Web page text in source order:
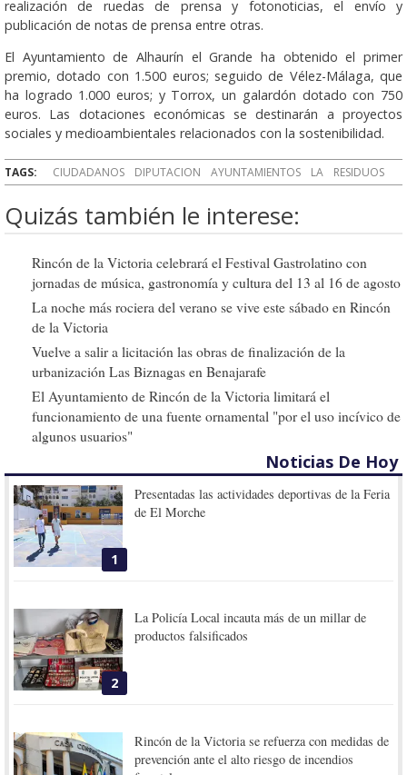
realización de ruedas de prensa y fotonoticias, el envío y
publicación de notas de prensa entre otras.
El Ayuntamiento de Alhaurín el Grande ha obtenido el primer
premio, dotado con 1.500 euros; seguido de Vélez-Málaga, que
ha logrado 1.000 euros; y Torrox, un galardón dotado con 750
euros. Las dotaciones económicas se destinarán a proyectos
sociales y medioambientales relacionados con la sostenibilidad.
TAGS: CIUDADANOS DIPUTACION AYUNTAMIENTOS LA RESIDUOS
Quizás también le interese:
Rincón de la Victoria celebrará el Festival Gastrolatino con
jornadas de música, gastronomía y cultura del 13 al 16 de agosto
La noche más rociera del verano se vive este sábado en Rincón
de la Victoria
Vuelve a salir a licitación las obras de finalización de la
urbanización Las Biznagas en Benajarafe
El Ayuntamiento de Rincón de la Victoria limitará el
funcionamiento de una fuente ornamental "por el uso incívico de
algunos usuarios"
Noticias De Hoy
1
Presentadas las actividades deportivas de la Feria
de El Morche
2
La Policía Local incauta más de un millar de
productos falsificados
Rincón de la Victoria se refuerza con medidas de
prevención ante el alto riesgo de incendios